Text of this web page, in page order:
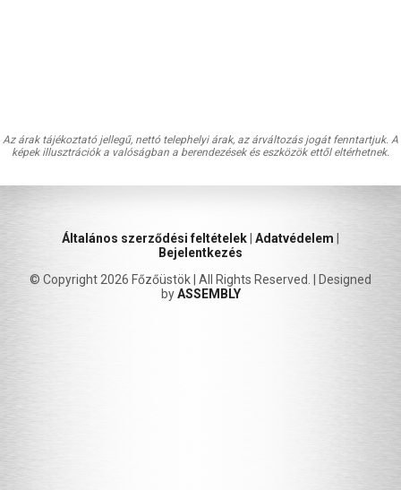
Az árak tájékoztató jellegű, nettó telephelyi árak, az árváltozás jogát fenntartjuk. A
képek illusztrációk a valóságban a berendezések és eszközök ettől eltérhetnek.
Általános szerződési feltételek Adatvédelem
Bejelentkezés
© Copyright 2026 Főzőüstök | All Rights Reserved. | Designed
byASSEMBLY